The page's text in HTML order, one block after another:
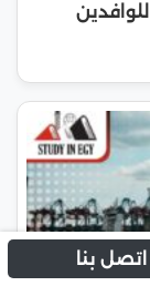
اتصل بنا